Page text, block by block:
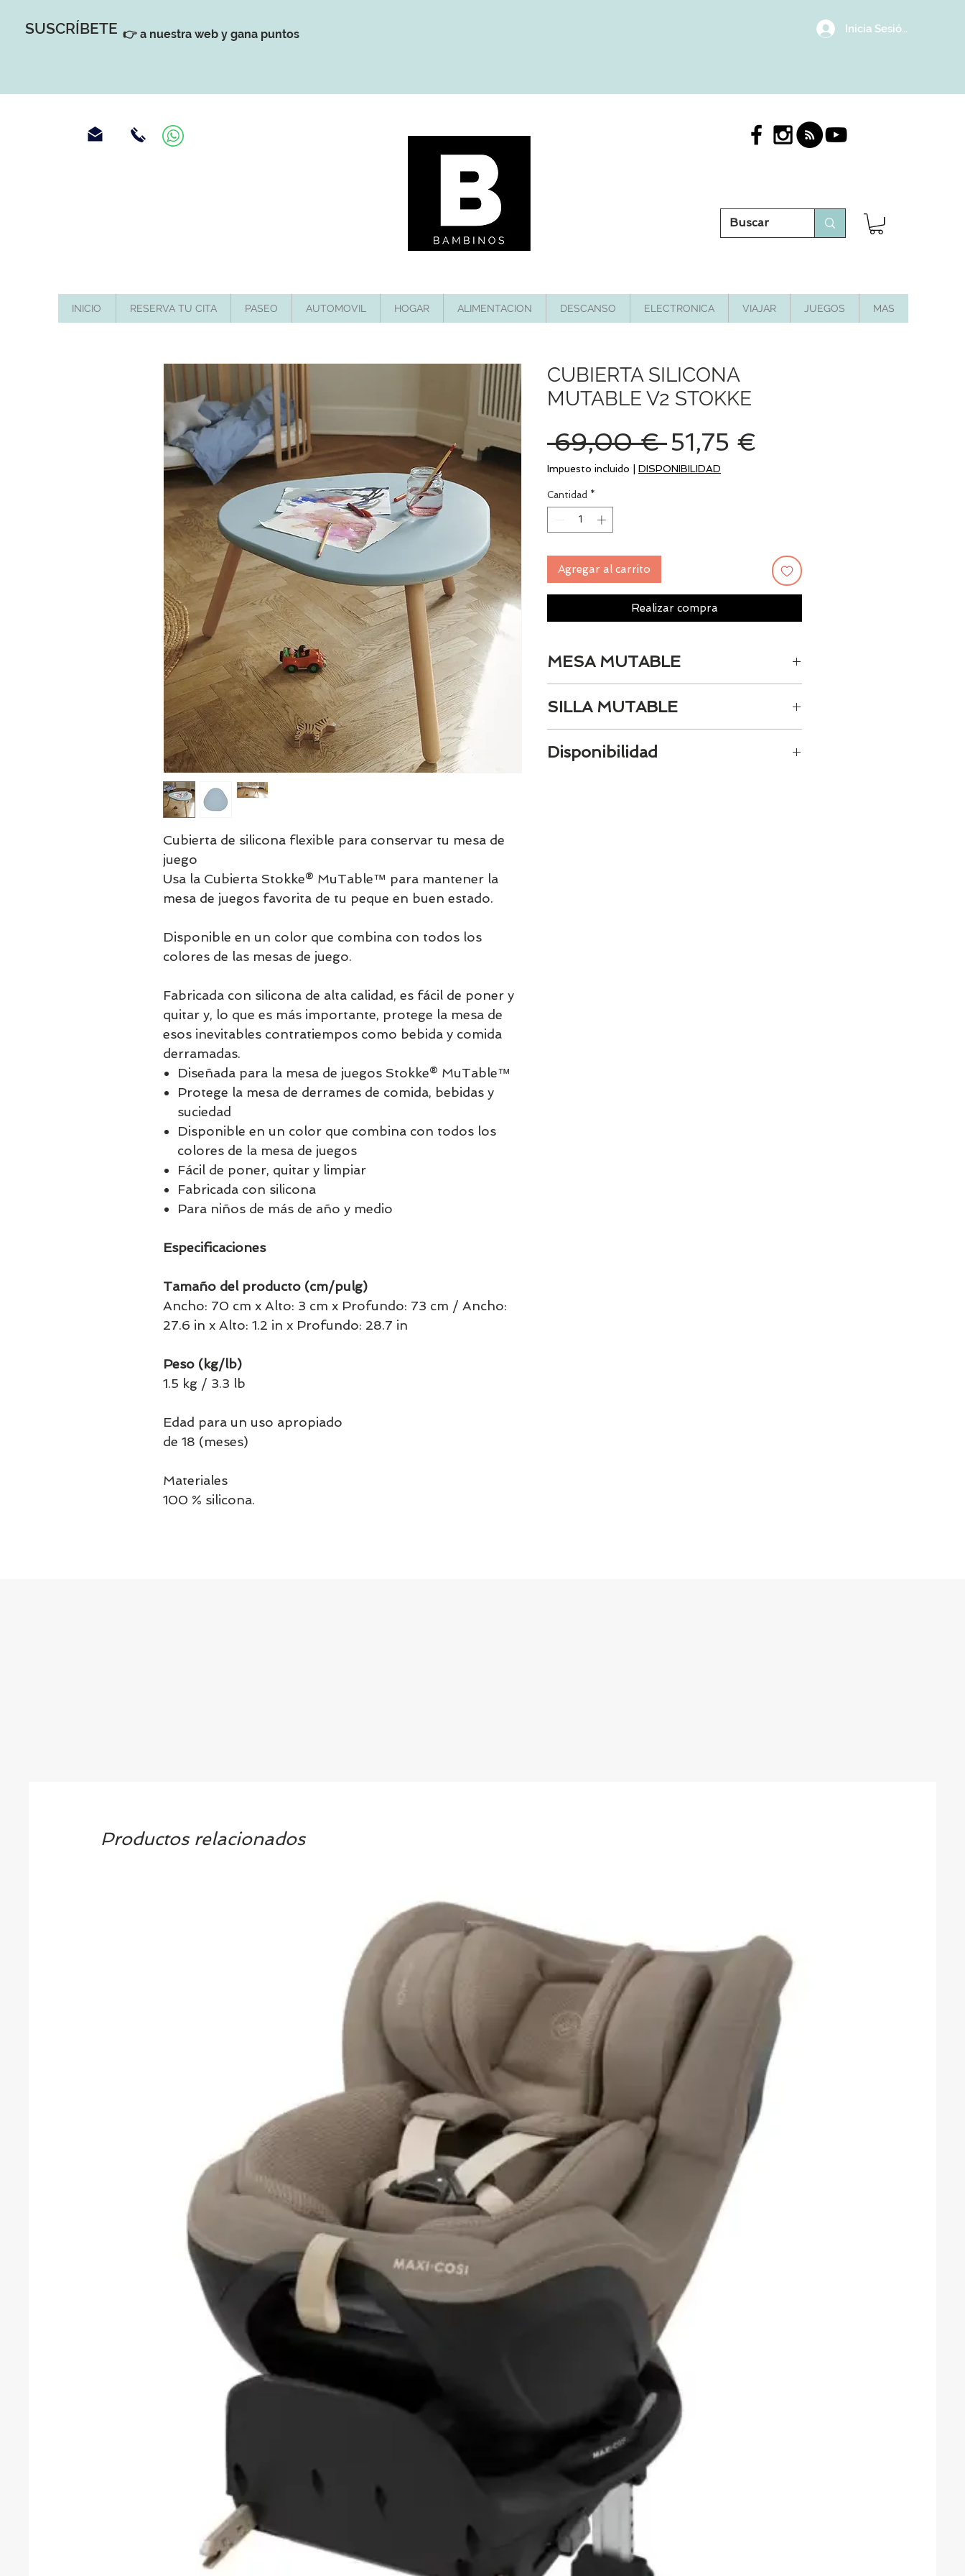
SUSCRÍBETE 👉 a nuestra web y gana puntos Inicia Sesión/
INICIO RESERVA TU CITA PASEO AUTOMOVIL HOGAR ALIMENTACION DESCANSO ELECTRONICA VIAJAR JUEGOS MAS
Cubierta de silicona flexible para conservar tu mesa de
juego​
​Usa la Cubierta Stokke® MuTable™ para mantener la
mesa de juegos favorita de tu peque en buen estado.
Disponible en un color que combina con todos los
colores de las mesas de juego.​
Fabricada con silicona de alta calidad, es fácil de poner y
quitar y, lo que es más importante, protege la mesa de
esos inevitables contratiempos como bebida y comida
derramadas.​
Diseñada para la mesa de juegos Stokke® MuTable™
Protege la mesa de derrames de comida, bebidas y
suciedad
Disponible en un color que combina con todos los
colores de la mesa de juegos
Fácil de poner, quitar y limpiar
Fabricada con silicona
Para niños de más de año y medio
Especificaciones
Tamaño del producto (cm/pulg)
Ancho: 70 cm x Alto: 3 cm x Profundo: 73 cm / Ancho:
27.6 in x Alto: 1.2 in x Profundo: 28.7 in
Peso (kg/lb)
1.5 kg / 3.3 lb
Edad para un uso apropiado
de 18 (meses)
Materiales
100 % silicona.
CUBIERTA SILICONA
MUTABLE V2 STOKKE
69,00 € Precio
51,75 €
Impuesto incluido DISPONIBILIDAD
Cantidad *
Agregar al carrito
Realizar compra
MESA MUTABLE
SILLA MUTABLE
Disponibilidad
Productos relacionados